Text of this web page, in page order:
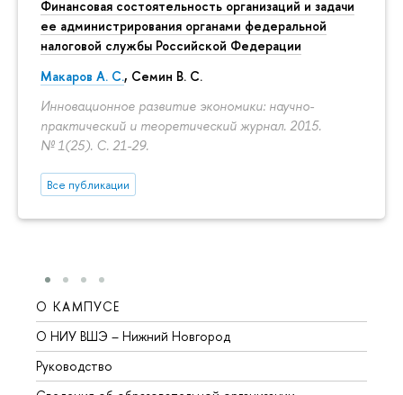
Финансовая состоятельность организаций и задачи
ее администрирования органами федеральной
налоговой службы Российской Федерации
Макаров А. С., Семин В. С.
Инновационное развитие экономики: научно-
практический и теоретический журнал. 2015.
№ 1(25). С. 21-29.
Все публикации
О КАМПУСЕ
О НИУ ВШЭ – Нижний Новгород
Руководство